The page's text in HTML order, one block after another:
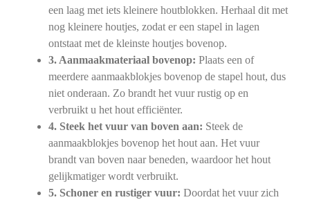
een laag met iets kleinere houtblokken. Herhaal dit met
nog kleinere houtjes, zodat er een stapel in lagen
ontstaat met de kleinste houtjes bovenop.
3. Aanmaakmateriaal bovenop: Plaats een of
meerdere aanmaakblokjes bovenop de stapel hout, dus
niet onderaan. Zo brandt het vuur rustig op en
verbruikt u het hout efficiënter.
4. Steek het vuur van boven aan: Steek de
aanmaakblokjes bovenop het hout aan. Het vuur
brandt van boven naar beneden, waardoor het hout
gelijkmatiger wordt verbruikt.
5. Schoner en rustiger vuur: Doordat het vuur zich